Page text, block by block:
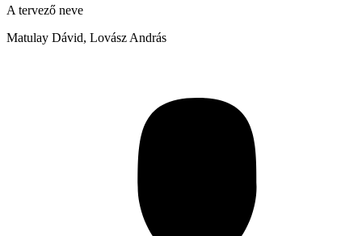
A tervező neve
Matulay Dávid, Lovász András